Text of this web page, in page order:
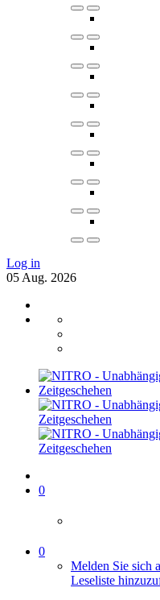
Log in
05 Aug. 2026
0
0
Melden Sie sich
Leseliste